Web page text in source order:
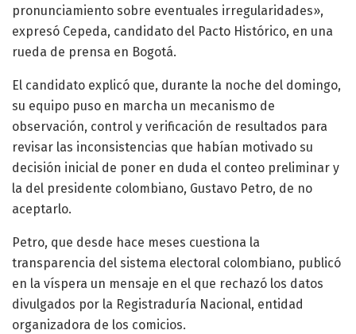
pronunciamiento sobre eventuales irregularidades»,
expresó Cepeda, candidato del Pacto Histórico, en una
rueda de prensa en Bogotá.
El candidato explicó que, durante la noche del domingo,
su equipo puso en marcha un mecanismo de
observación, control y verificación de resultados para
revisar las inconsistencias que habían motivado su
decisión inicial de poner en duda el conteo preliminar y
la del presidente colombiano, Gustavo Petro, de no
aceptarlo.
Petro, que desde hace meses cuestiona la
transparencia del sistema electoral colombiano, publicó
en la víspera un mensaje en el que rechazó los datos
divulgados por la Registraduría Nacional, entidad
organizadora de los comicios.